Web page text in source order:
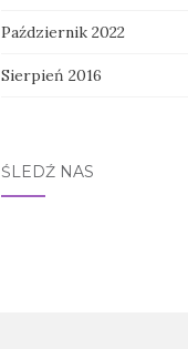
Październik 2022
Sierpień 2016
ŚLEDŹ NAS